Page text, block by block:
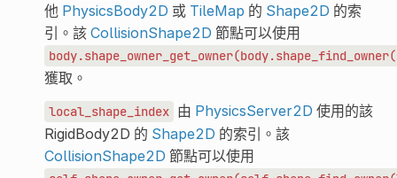
他 PhysicsBody2D 或 TileMap 的 Shape2D 的索
引。該 CollisionShape2D 節點可以使用
獲取。
local_shape_index 由 PhysicsServer2D 使用的該
RigidBody2D 的 Shape2D 的索引。該
CollisionShape2D 節點可以使用